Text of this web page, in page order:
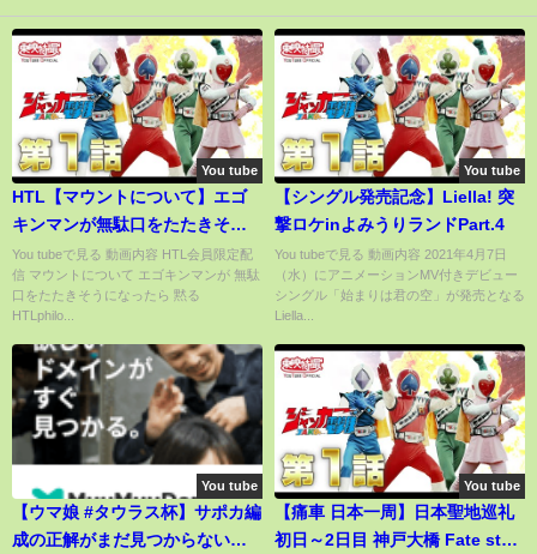
You tube
HTL【マウントについて】エゴ
キンマンが無駄口をたたきそう
になったら黙る～happyちゃん
You tubeで見る 動画内容 HTL会員限定配
信 マウントについて エゴキンマンが 無駄
口をたたきそうになったら 黙る
HTLphilo...
You tube
【シングル発売記念】Liella! 突
撃ロケinよみうりランドPart.4
You tubeで見る 動画内容 2021年4月7日
（水）にアニメーションMV付きデビュー
シングル「始まりは君の空」が発売となる
Liella...
You tube
【ウマ娘 #タウラス杯】サポカ編
成の正解がまだ見つからない。
You tube
【痛車 日本一周】日本聖地巡礼
初日～2日目 神戸大橋 Fate stay